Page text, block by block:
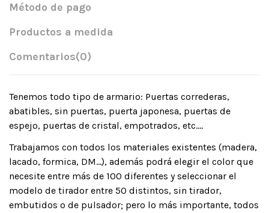
Método de pago
Productos a medida
Comentarios(0)
Tenemos todo tipo de armario: Puertas correderas,
abatibles, sin puertas, puerta japonesa, puertas de
espejo, puertas de cristal, empotrados, etc….
Trabajamos con todos los materiales existentes (madera,
lacado, formica, DM…), además podrá elegir el color que
necesite entre más de 100 diferentes y seleccionar el
modelo de tirador entre 50 distintos, sin tirador,
embutidos o de pulsador; pero lo más importante, todos